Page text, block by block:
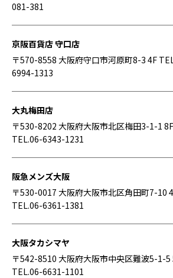
081-381
京阪百貨店 守口店
〒570-8558 大阪府守口市河原町8-3 4F
6994-1313
大丸梅田店
〒530-8202 大阪府大阪市北区梅田3-1-1 8F
TEL.06-6343-1231
阪急メンズ大阪
〒530-0017 大阪府大阪市北区角田町7-10
TEL.06-6361-1381
大阪タカシマヤ
〒542-8510 大阪府大阪市中央区難波5-1-5
TEL.06-6631-1101